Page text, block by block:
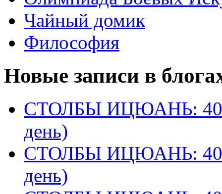
Чайный домик
Философия
Новые записи в
СТОЛБЫ ИЦЮАНЬ:
день)
СТОЛБЫ ИЦЮАНЬ:
день)